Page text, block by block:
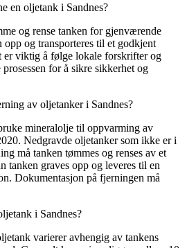
en oljetank i Sandnes?
og rense tanken for gjenværende
opp og transporteres til et godkjent
viktig å følge lokale forskrifter og
for å sikre sikkerhet og
av oljetanker i Sandnes?
mineralolje til oppvarming av
Nedgravde oljetanker som ikke er i
må tanken tømmes og renses av et
tanken graves opp og leveres til en
Dokumentasjon på fjerningen må
i Sandnes?
varierer avhengig av tankens